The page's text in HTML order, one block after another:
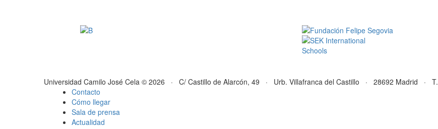
Universidad Camilo José Cela © 2026 · C/ Castillo de Alarcón, 49 · Urb. Villafranca del Castillo · 28692 Madrid · T.
Contacto
Cómo llegar
Sala de prensa
Actualidad